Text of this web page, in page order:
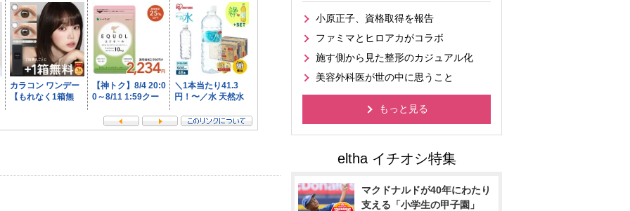
小原正子、資格取得を報告
ファミマとヒロアカがコラボ
施す側から見た整形のカジュアル化
美容外科医が世の中に思うこと
もっと見る
マクドナルドが40年にわたり
支える「小学生の甲子園」